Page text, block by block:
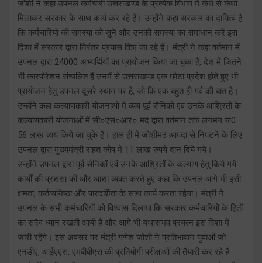
जोशी ने कहा उपनल कर्मचारी उत्तराखण्ड के प्रत्येक विभाग में कंधे से कंधा
मिलाकर सरकार के साथ कार्य कर रहे हैं। उन्होंने कहा सरकार का दायित्व है
कि कर्मचारियों की समस्या को सुने और उनकी समस्या का समाधान करें इस
दिशा में सरकार द्वारा निरंतर प्रयास किए जा रहे हैं। मंत्री ने कहा वर्तमान में
उपनल द्वारा 24000 अभ्यर्थियों का प्रायोजन किया जा चुका है, देश में जितने
भी कारपोरेशन संचालित हैं उनमें से उत्तराखण्ड एक छोटा प्रदेश होते हुए भी
प्रायोजन हेतु उपनल दूसरे स्थान पर है, जो कि एक बहुत ही गर्व की बात है।
उन्होंने कहा कल्याणकारी योजनाओं में व्यय पूर्व सैनिकों एवं उनके आश्रितों के
कल्याणकारी योजनाओं में सी०एस०आर० मद द्वारा वर्तमान तक लगभग रू0
56 लाख व्यय किये जा चुके हैं। हाल ही में जोशीमठ आपदा से निपटने के लिए
उपनल द्वारा मुख्यमंत्री राहत कोष में 11 लाख रुपये दान दिये गये।
उन्होंने उपनल द्वारा पूर्व सैनिकों एवं उनके आश्रितों के कल्याण हेतु किये गये
कार्यों की प्रशंसा की और आशा व्यक्त करते हुए कहा कि उपनल आगे भी इसी
क्षमता, कर्तव्यनिष्ठा और पारदर्शिता के साथ कार्य करता रहेगा। मंत्री ने
उपनल के सभी कर्मचारियों को विश्वास दिलाया कि सरकार कर्मचारियों के हितों
का सदैव ध्यान रखती आयी है और आगे भी यथासंभव प्रयत्न इस दिशा में
जारी रहेंगे। इस अवसर पर मंत्री गणेश जोशी ने प्रतिभावान युवाओं जो
एनडीए, आईएएस, एमबीबीएस की प्रतियोगी परीक्षाओं की तैयारी कर रहे हैं